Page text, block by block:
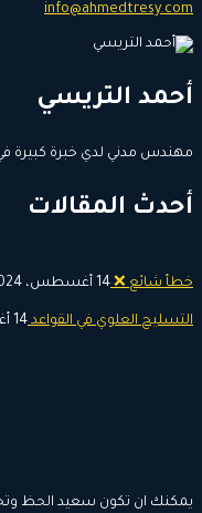
info@ahmedtresy.com
أحمد التريسي
مهندس مدني لدي خبرة كبيرة في
أحدث المقالات
خطأ شائع ❌ 14 أغسطس، 2024
التسليح العلوي في القواعد 14 أغسطس، 2024
يمكنك ان تكون سعيد الحظ